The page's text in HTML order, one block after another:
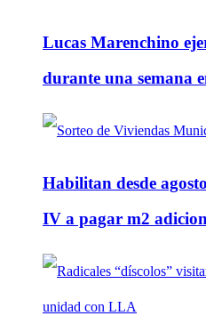
Lucas Marenchino
durante una semana
Habilitan desde
IV a pagar m2